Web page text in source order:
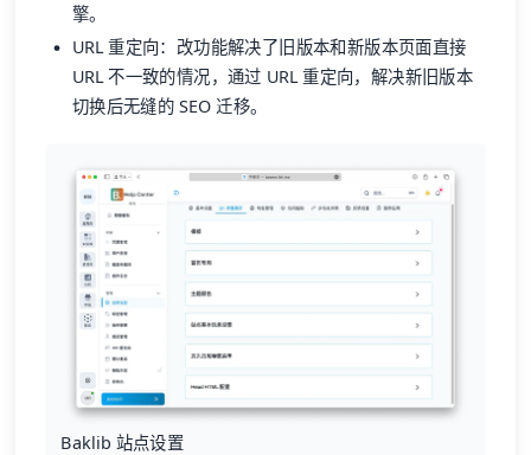
擎。
URL 重定向：改功能解决了旧版本和新版本页面直接
URL 不一致的情况，通过 URL 重定向，解决新旧版本
切换后无缝的 SEO 迁移。
Baklib 站点设置